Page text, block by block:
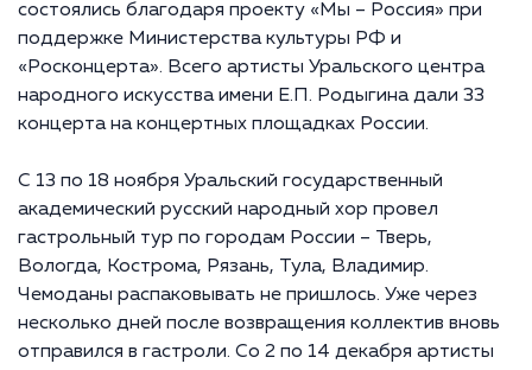
состоялись благодаря проекту «Мы – Россия» при
поддержке Министерства культуры РФ и
«Росконцерта». Всего артисты Уральского центра
народного искусства имени Е.П. Родыгина дали 33
концерта на концертных площадках России.
С 13 по 18 ноября Уральский государственный
академический русский народный хор провел
гастрольный тур по городам России – Тверь,
Вологда, Кострома, Рязань, Тула, Владимир.
Чемоданы распаковывать не пришлось. Уже через
несколько дней после возвращения коллектив вновь
отправился в гастроли. Со 2 по 14 декабря артисты